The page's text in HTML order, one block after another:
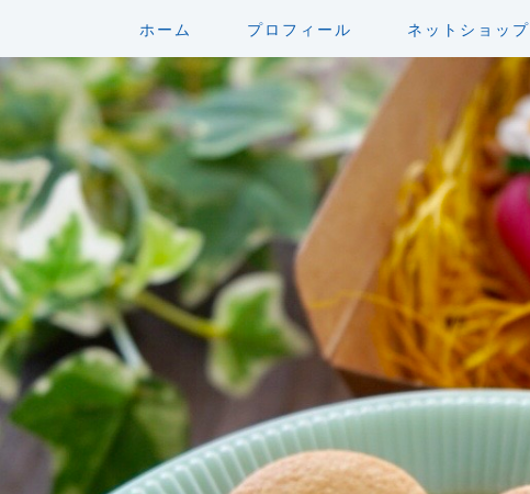
ホーム プロフィール ネットショップ